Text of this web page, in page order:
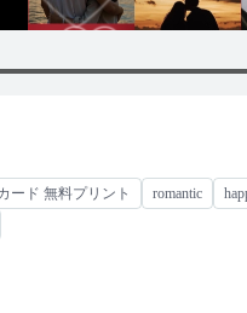
ード 無料プリント romantic